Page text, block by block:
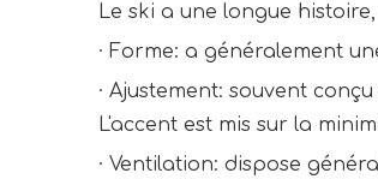
Le ski a une longue
· Forme: a généralement
· Ajustement: souvent
L'accent est mis sur la
· Ventilation: dispose